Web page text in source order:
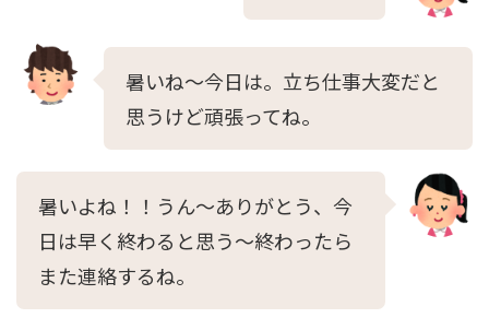
暑いね〜今日は。立ち仕事大変だと
思うけど頑張ってね。
暑いよね！！うん〜ありがとう、今
日は早く終わると思う〜終わったら
また連絡するね。